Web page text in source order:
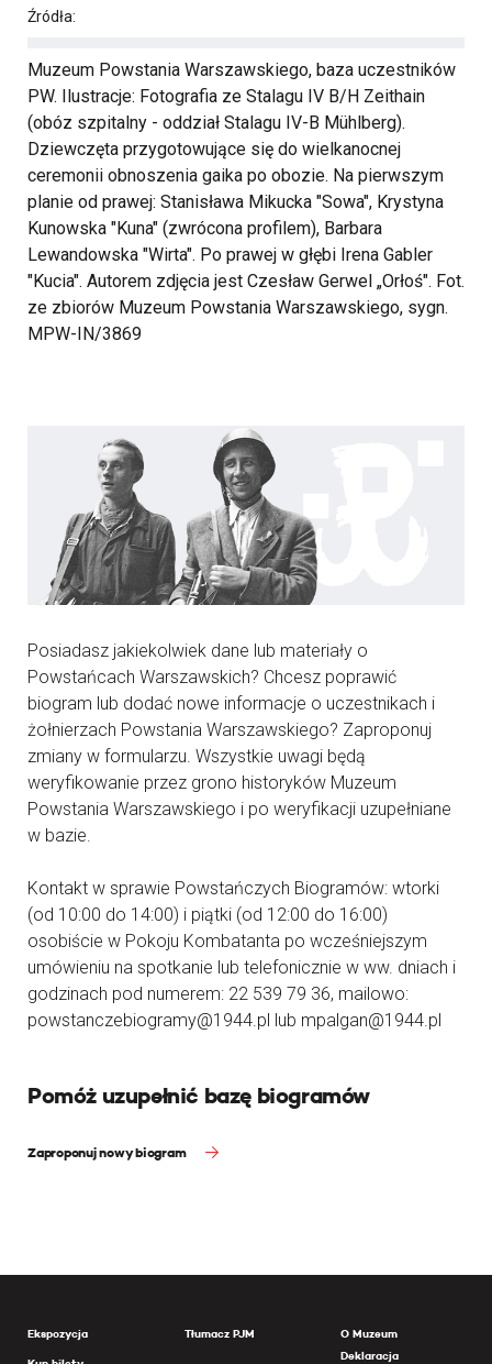
Źródła:
Muzeum Powstania Warszawskiego, baza uczestników
PW. Ilustracje: Fotografia ze Stalagu IV B/H Zeithain
(obóz szpitalny - oddział Stalagu IV-B Mühlberg).
Dziewczęta przygotowujące się do wielkanocnej
ceremonii obnoszenia gaika po obozie. Na pierwszym
planie od prawej: Stanisława Mikucka "Sowa", Krystyna
Kunowska "Kuna" (zwrócona profilem), Barbara
Lewandowska "Wirta". Po prawej w głębi Irena Gabler
"Kucia". Autorem zdjęcia jest Czesław Gerwel „Orłoś". Fot.
ze zbiorów Muzeum Powstania Warszawskiego, sygn.
MPW-IN/3869
Posiadasz jakiekolwiek dane lub materiały o
Powstańcach Warszawskich? Chcesz poprawić
biogram lub dodać nowe informacje o uczestnikach i
żołnierzach Powstania Warszawskiego? Zaproponuj
zmiany w formularzu. Wszystkie uwagi będą
weryfikowanie przez grono historyków Muzeum
Powstania Warszawskiego i po weryfikacji uzupełniane
w bazie.
Kontakt w sprawie Powstańczych Biogramów: wtorki
(od 10:00 do 14:00) i piątki (od 12:00 do 16:00)
osobiście w Pokoju Kombatanta po wcześniejszym
umówieniu na spotkanie lub telefonicznie w ww. dniach i
godzinach pod numerem: 22 539 79 36, mailowo:
powstanczebiogramy@1944.pl lub mpalgan@1944.pl
Pomóż uzupełnić bazę biogramów
Zaproponuj nowy biogram
Ekspozycja Tłumacz PJM
O Muzeum
Deklaracja